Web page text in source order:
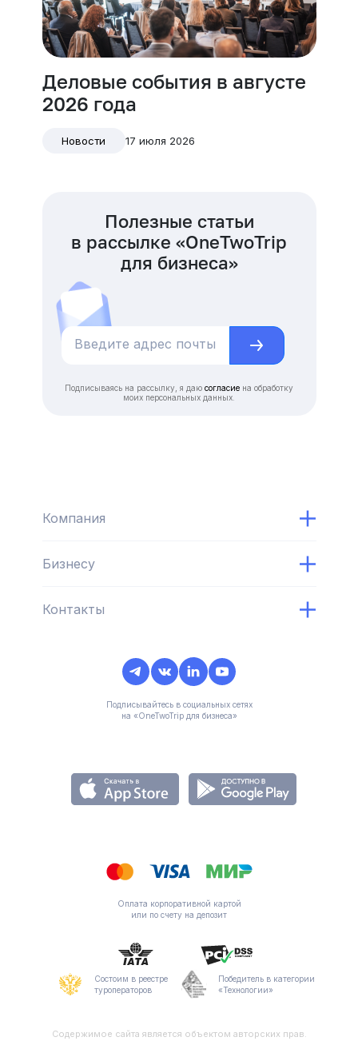
Деловые события в августе
2026 года
Новости 17 июля 2026
Полезные статьи
в рассылке «OneTwoTrip
для бизнеса»
Подписываясь на рассылку, я даю согласие на обработку
моих персональных данных.
Компания
Бизнесу
Контакты
Подписывайтесь в социальных сетях
на «OneTwoTrip для бизнеса»
Оплата корпоративной картой
или по счету на депозит
Состоим в реестре
туроператоров
Победитель в категории
«Технологии»
Содержимое сайта является объектом авторских прав.